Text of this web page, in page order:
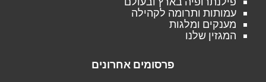
עמותות ותרומה לקהילה
מענקים ומלגות
המגזין שלנו
פרסומים אחרונים